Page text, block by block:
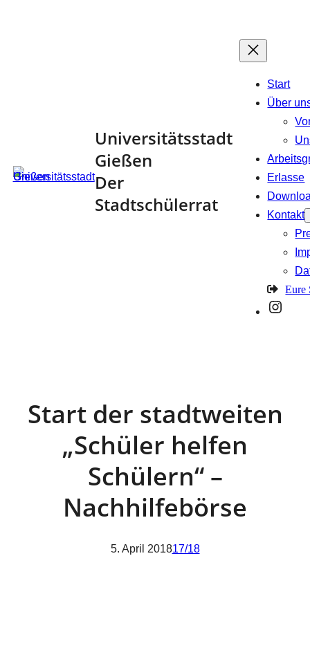
Universitätsstadt
Gießen
Der
Stadtschülerrat
Start
Über
Erlasse
Kontakt
Eure
Start der stadtweiten
„Schüler helfen
Schülern“ –
Nachhilfebörse
5. April 201817/18